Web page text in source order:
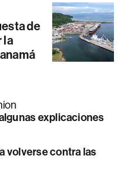
de
la
explicaciones
volverse contra las